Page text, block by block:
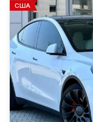
США